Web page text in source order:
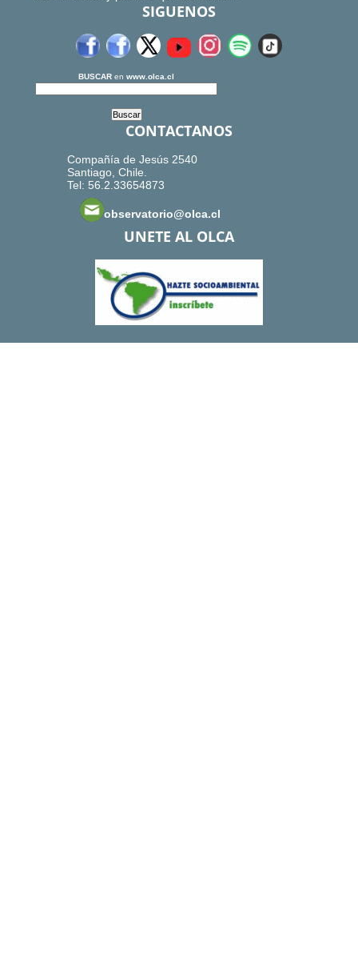
SIGUENOS
BUSCAR en www.olca.cl
CONTACTANOS
Compañía de Jesús 2540
Santiago, Chile.
Tel: 56.2.33654873
observatorio@olca.cl
UNETE AL OLCA